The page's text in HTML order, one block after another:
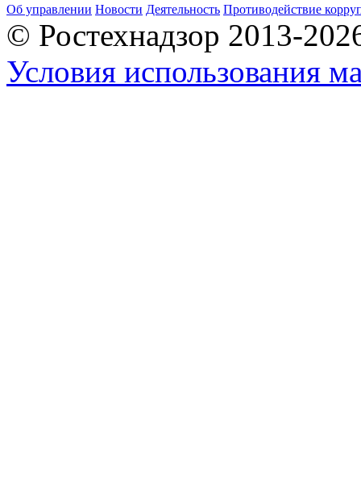
Об управлении Новости Деятельность Противодействие
© Ростехнадзор 2013-
Условия использования